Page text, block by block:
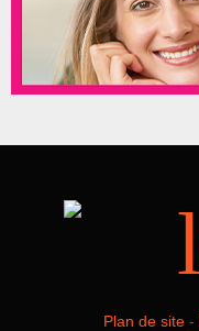
Plan de site-